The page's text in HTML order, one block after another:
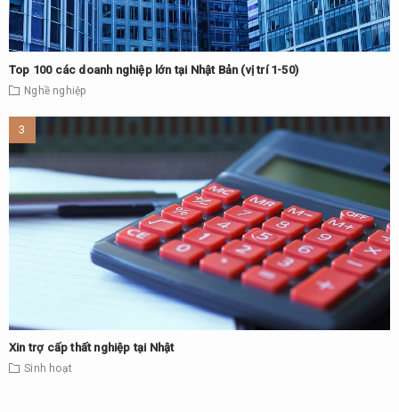
Top 100 các doanh nghiệp lớn tại Nhật Bản (vị trí 1-50)
Nghề nghiệp
Xin trợ cấp thất nghiệp tại Nhật
Sinh hoạt